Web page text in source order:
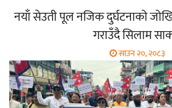
नयाँ सेउती पूल नजिक दुर्घटनाको
गराउँदै सिलाम
साउन २०, २०८३